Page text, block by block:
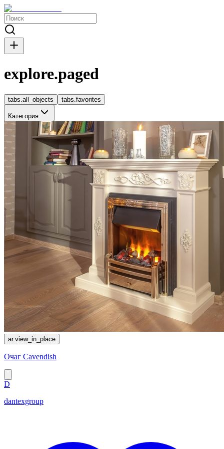
explore.paged
tabs.all_objects tabs.favorites
Категория
ar.view_in_place
Очаг Cavendish
D
dantexgroup